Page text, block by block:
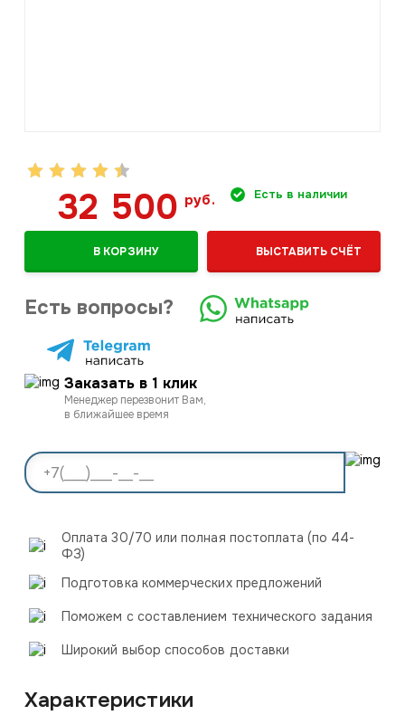
32 500руб. Есть в наличии
В КОРЗИНУ ВЫСТАВИТЬ СЧЁТ
Есть вопросы?
Заказать в 1 клик
Менеджер перезвонит Вам,
в ближайшее время
Оплата 30/70 или полная постоплата (по 44-
ФЗ)
Подготовка коммерческих предложений
Поможем с составлением технического задания
Широкий выбор способов доставки
Характеристики